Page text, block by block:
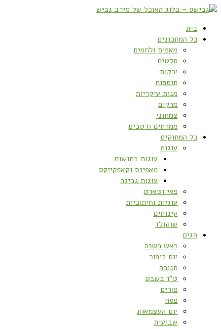
בית
כל המתכונים
מאפים ולחמים
סלטים
ירקות
תוספות
מנות עיקריות
מרקים
צמחוני
ממרחים ורטבים
כל המתוקים
עוגות
עוגות בחושות
מאפינס וקאפקייקס
עוגות גבינה
פאי וטארט
עוגיות וחיתוכיות
קינוחים
שוקולד
חגים
ראש השנה
יום כיפור
חנוכה
ט”ו בשבט
פורים
פסח
יום העצמאות
שבועות